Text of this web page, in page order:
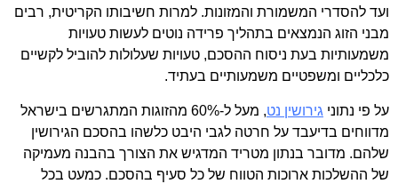
ועד להסדרי המשמורת והמזונות. למרות חשיבותו הקריטית, רבים
מבני הזוג הנמצאים בתהליך פרידה נוטים לעשות טעויות
משמעותיות בעת ניסוח ההסכם, טעויות שעלולות להוביל לקשיים
כלכליים ומשפטיים משמעותיים בעתיד.
על פי נתוני גירושין נט
, מעל ל-60% מהזוגות המתגרשים בישראל
מדווחים בדיעבד על חרטה לגבי היבט כלשהו בהסכם הגירושין
שלהם. מדובר בנתון מטריד המדגיש את הצורך בהבנה מעמיקה
של ההשלכות ארוכות הטווח של כל סעיף בהסכם. כמעט בכל